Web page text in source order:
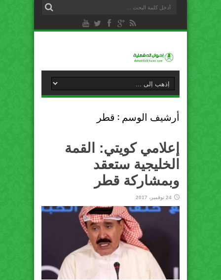
أرشيف الوسم : قطر
إعلامي كويتي: القمة
الخليجية ستعقد
وبمشاركة قطر
24 نوفمبر، 2017